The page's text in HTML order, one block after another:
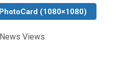
(1080×1080)
News Views